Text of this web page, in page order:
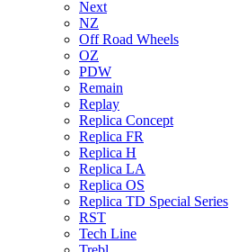
Next
NZ
Off Road Wheels
OZ
PDW
Remain
Replay
Replica Concept
Replica FR
Replica H
Replica LA
Replica OS
Replica TD Special Series
RST
Tech Line